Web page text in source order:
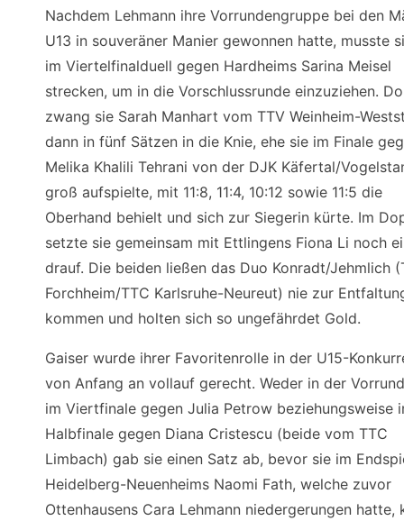
Nachdem Lehmann ihre Vorrundengruppe bei den
U13 in souveräner Manier gewonnen hatte, musste
im Viertelfinalduell gegen Hardheims Sarina Meisel
strecken, um in die Vorschlussrunde einzuziehen.
zwang sie Sarah Manhart vom TTV Weinheim-
dann in fünf Sätzen in die Knie, ehe sie im Finale
Melika Khalili Tehrani von der DJK Käfertal/
groß aufspielte, mit 11:8, 11:4, 10:12 sowie 11:5 die
Oberhand behielt und sich zur Siegerin kürte. Im
setzte sie gemeinsam mit Ettlingens Fiona Li noch
drauf. Die beiden ließen das Duo Konradt/Jehmlich
Forchheim/TTC Karlsruhe-Neureut) nie zur
kommen und holten sich so ungefährdet Gold.
Gaiser wurde ihrer Favoritenrolle in der U15-
von Anfang an vollauf gerecht. Weder in der
im Viertfinale gegen Julia Petrow beziehungsweise
Halbfinale gegen Diana Cristescu (beide vom TTC
Limbach) gab sie einen Satz ab, bevor sie im
Heidelberg-Neuenheims Naomi Fath, welche zuvor
Ottenhausens Cara Lehmann niedergerungen hatte,